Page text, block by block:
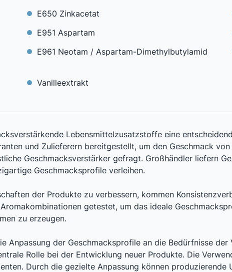
E650 Zinkacetat
E951 Aspartam
E961 Neotam / Aspartam-Dimethylbutylamid
Vanilleextrakt
Lebensmittelzusatzstoffe eine
und Zulieferern bereitgestellt, um den Geschmack
Geschmacksverstärker gefragt. Großhändler liefern
Geschmacksprofile verleihen.
der Produkte zu verbessern, kommen
getestet, um das ideale
zu erzeugen.
Anpassung der Geschmacksprofile an die Bedürfnisse
Rolle bei der Entwicklung neuer Produkte. Die
Durch die gezielte Anpassung können